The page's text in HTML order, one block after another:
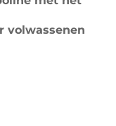
volwassenen